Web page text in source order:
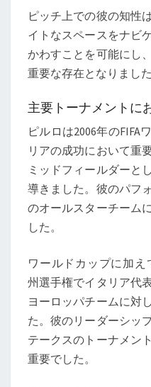
ピッチ上での彼の知性
イトなスペースをナビ
かわすことを可能にし
重要な存在となりました
主要トーナメントに
ピルロは2006年のFIFA
リアの成功において重
ミッドフィールダーと
導きました。彼のパフ
のオールスターチーム
した。
ワールドカップに加え
州選手権でイタリア代
ヨーロッパチームに対
た。彼のリーダーシッ
テークスのトーナメン
重要でした。